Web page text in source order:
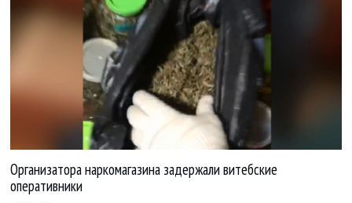
Организатора наркомагазина задержали витебские
оперативники